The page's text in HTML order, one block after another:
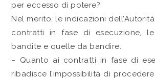
per eccesso di potere?
Nel merito, le indicazioni
contratti in fase di esecuzione,
bandite e quelle da bandire.
− Quanto ai contratti in fase di
ribadisce l’impossibilità di